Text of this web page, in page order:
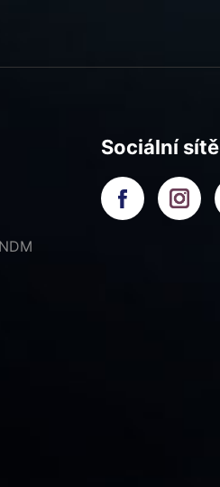
Sociální sítě